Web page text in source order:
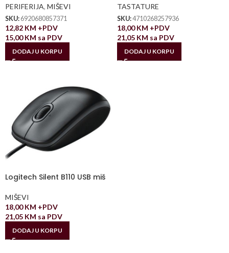
PERIFERIJA, MIŠEVI
SKU: 6920680857371
12,82 KM +PDV
15,00KM sa PDV
DODAJ U KORPU
TASTATURE
SKU:4710268257936
18,00KM +PDV
21,05 KM sa PDV
DODAJ U KORPU
Logitech Silent B110 USB miš
MIŠEVI
18,00KM +PDV
21,05 KM sa PDV
DODAJ U KORPU